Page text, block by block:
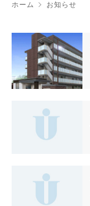
ホーム お知らせ